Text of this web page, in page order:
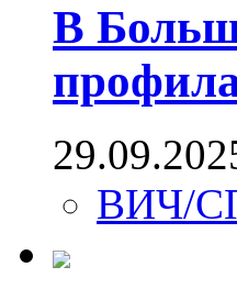
В
ВИЧ/